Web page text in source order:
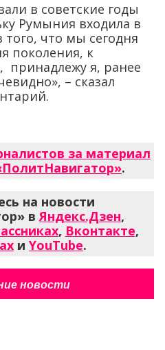
в советские годы
Румыния входила в
того, что мы сегодня
поколения, к
принадлежу я, ранее
– сказал
за материал
.
на новости
вЯндекс.Дзен,
, Вконтакте,
и YouTube.
новости